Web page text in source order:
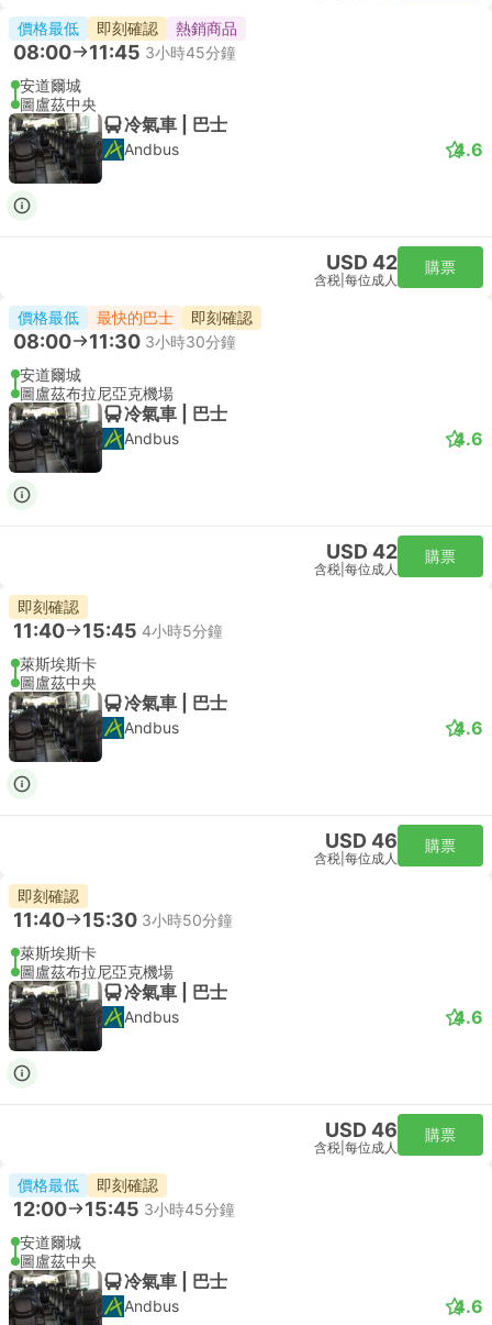
價格最低 即刻確認 熱銷商品
08:00 11:45 3小時45分鐘
安道爾城
圖盧茲中央
冷氣車 | 巴士
Andbus 4.6
USD 42
含税 每位成人
購票
價格最低 最快的巴士 即刻確認
08:00 11:30 3小時30分鐘
安道爾城
圖盧茲布拉尼亞克機場
冷氣車 | 巴士
Andbus 4.6
USD 42
含税 每位成人
購票
即刻確認
11:40 15:45 4小時5分鐘
萊斯埃斯卡
圖盧茲中央
冷氣車 | 巴士
Andbus 4.6
USD 46
含税 每位成人
購票
即刻確認
11:40 15:30 3小時50分鐘
萊斯埃斯卡
圖盧茲布拉尼亞克機場
冷氣車 | 巴士
Andbus 4.6
USD 46
含税 每位成人
購票
價格最低 即刻確認
12:00 15:45 3小時45分鐘
安道爾城
圖盧茲中央
冷氣車 | 巴士
Andbus 4.6